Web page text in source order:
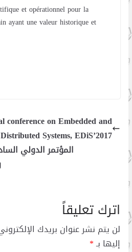
et opérationnel pour la
ayant une valeur historique et
conference on Embedded and
Distributed Systems, EDiS’2017
المؤتمر الدولي
اترك تعليقاً
لن يتم نشر عنوان بريدك
إليها بـ*